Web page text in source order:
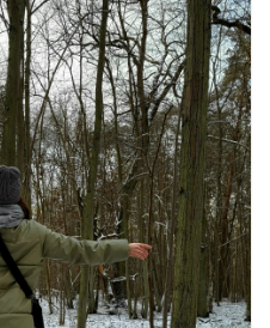
के लिए कश्मीर के 5 बेहतरीन
6, 2026 1 Comment